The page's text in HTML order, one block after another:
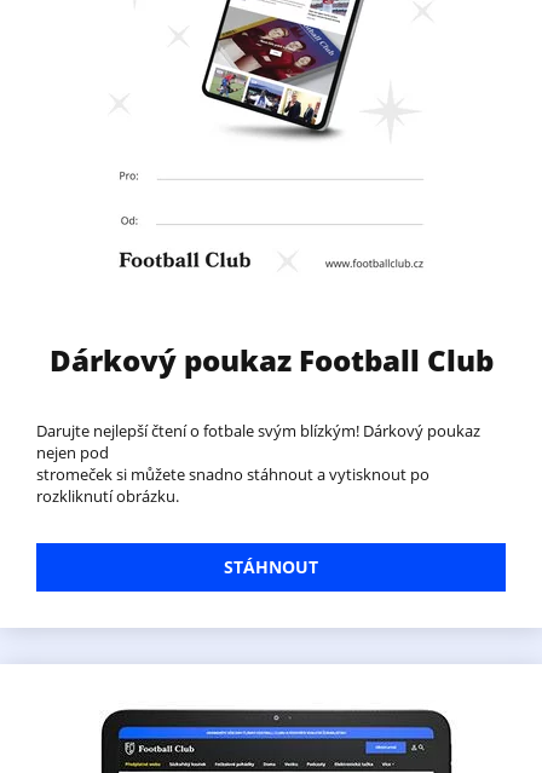
Dárkový poukaz Football Club
Darujte nejlepší čtení o fotbale svým blízkým! Dárkový poukaz
nejen pod
stromeček si můžete snadno stáhnout a vytisknout po
rozkliknutí obrázku.
STÁHNOUT